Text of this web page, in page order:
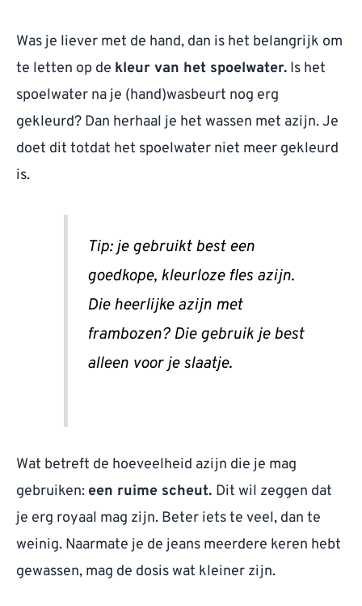
Was je liever met de hand, dan is het belangrijk om
te letten op de kleur van het spoelwater. Is het
spoelwater na je (hand)wasbeurt nog erg
gekleurd? Dan herhaal je het wassen met azijn. Je
doet dit totdat het spoelwater niet meer gekleurd
is.
Tip: je gebruikt best een
goedkope, kleurloze fles azijn.
Die heerlijke azijn met
frambozen? Die gebruik je best
alleen voor je slaatje.
Wat betreft de hoeveelheid azijn die je mag
gebruiken: een ruime scheut. Dit wil zeggen dat
je erg royaal mag zijn. Beter iets te veel, dan te
weinig. Naarmate je de jeans meerdere keren hebt
gewassen, mag de dosis wat kleiner zijn.